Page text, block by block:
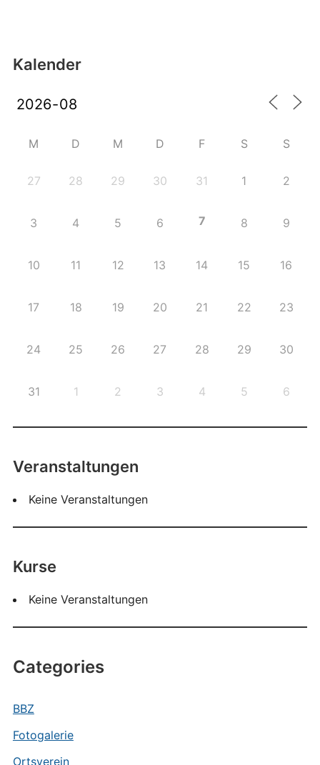
Kalender
M D M D F S S
27 28 29 30 31 1 2
3 4 5 6 7 8 9
10 11 12 13 14 15 16
17 18 19 20 21 22 23
24 25 26 27 28 29 30
31 1 2 3 4 5 6
Veranstaltungen
Keine Veranstaltungen
Kurse
Keine Veranstaltungen
Categories
BBZ
Fotogalerie
Ortsverein